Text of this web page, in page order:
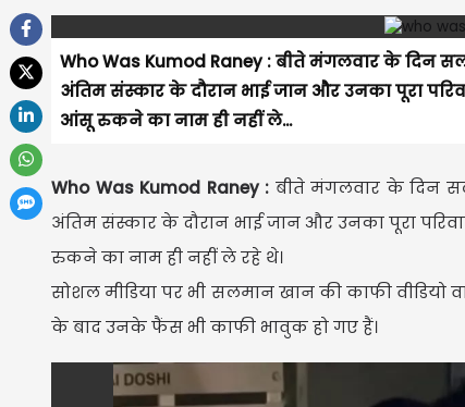
Who Was Kumod Raney : बीते मंगलवार के दिन
अंतिम संस्कार के दौरान भाई जान और उनका पूरा
आंसू रुकने का नाम ही नहीं ले...
Who Was Kumod Raney : बीते मंगलवार के दिन
अंतिम संस्कार के दौरान भाई जान और उनका पूरा
रुकने का नाम ही नहीं ले रहे थे।
सोशल मीडिया पर भी सलमान खान की काफी वीडियो
के बाद उनके फैंस भी काफी भावुक हो गए हैं।